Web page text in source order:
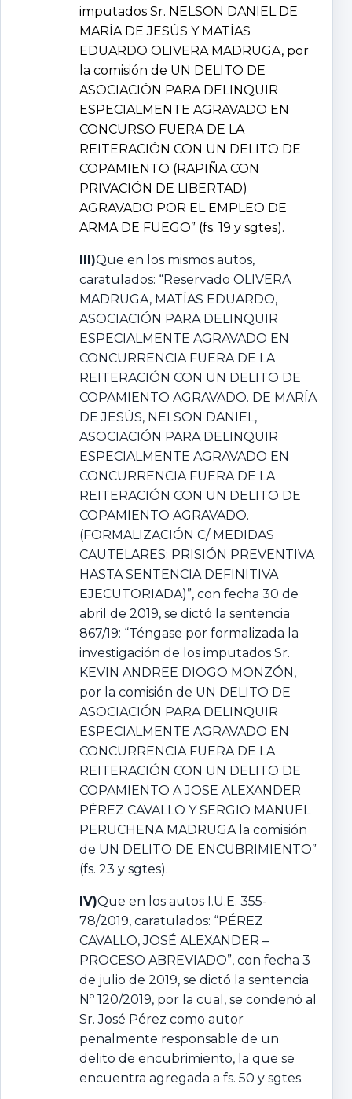
imputados Sr. NELSON DANIEL DE
MARÍA DE JESÚS Y MATÍAS
EDUARDO OLIVERA MADRUGA, por
la comisión de UN DELITO DE
ASOCIACIÓN PARA DELINQUIR
ESPECIALMENTE AGRAVADO EN
CONCURSO FUERA DE LA
REITERACIÓN CON UN DELITO DE
COPAMIENTO (RAPIÑA CON
PRIVACIÓN DE LIBERTAD)
AGRAVADO POR EL EMPLEO DE
ARMA DE FUEGO” (fs. 19 y sgtes).
III)Que en los mismos autos,
caratulados: “Reservado OLIVERA
MADRUGA, MATÍAS EDUARDO,
ASOCIACIÓN PARA DELINQUIR
ESPECIALMENTE AGRAVADO EN
CONCURRENCIA FUERA DE LA
REITERACIÓN CON UN DELITO DE
COPAMIENTO AGRAVADO. DE MARÍA
DE JESÚS, NELSON DANIEL,
ASOCIACIÓN PARA DELINQUIR
ESPECIALMENTE AGRAVADO EN
CONCURRENCIA FUERA DE LA
REITERACIÓN CON UN DELITO DE
COPAMIENTO AGRAVADO.
(FORMALIZACIÓN C/ MEDIDAS
CAUTELARES: PRISIÓN PREVENTIVA
HASTA SENTENCIA DEFINITIVA
EJECUTORIADA)”, con fecha 30 de
abril de 2019, se dictó la sentencia
867/19: “Téngase por formalizada la
investigación de los imputados Sr.
KEVIN ANDREE DIOGO MONZÓN,
por la comisión de UN DELITO DE
ASOCIACIÓN PARA DELINQUIR
ESPECIALMENTE AGRAVADO EN
CONCURRENCIA FUERA DE LA
REITERACIÓN CON UN DELITO DE
COPAMIENTO A JOSE ALEXANDER
PÉREZ CAVALLO Y SERGIO MANUEL
PERUCHENA MADRUGA la comisión
de UN DELITO DE ENCUBRIMIENTO”
(fs. 23 y sgtes).
IV)Que en los autos I.U.E. 355-
78/2019, caratulados: “PÉREZ
CAVALLO, JOSÉ ALEXANDER –
PROCESO ABREVIADO”, con fecha 3
de julio de 2019, se dictó la sentencia
Nº 120/2019, por la cual, se condenó al
Sr. José Pérez como autor
penalmente responsable de un
delito de encubrimiento, la que se
encuentra agregada a fs. 50 y sgtes.